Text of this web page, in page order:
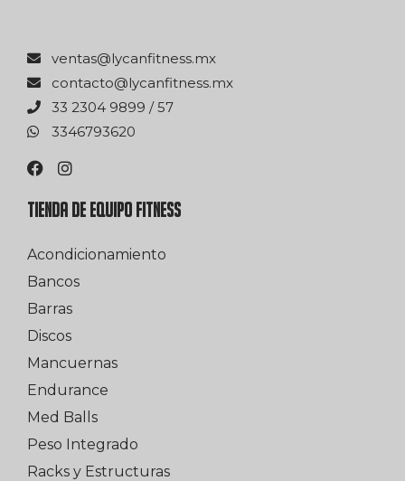
xm.ssentifnacyl@satnev
xm.ssentifnacyl@otcatnoc
75 / 9989 4032 33
0263976433
TIENDA DE EQUIPO FITNESS
Acondicionamiento
Bancos
Barras
Discos
Mancuernas
Endurance
Med Balls
Peso Integrado
Racks y Estructuras